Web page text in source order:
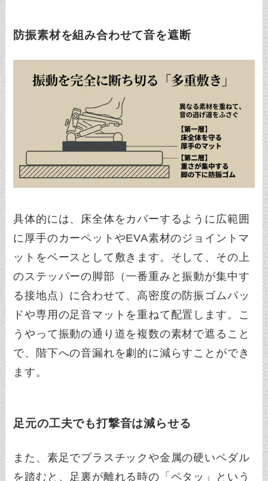
防振素材を組み合わせて音を遮断
具体的には、床全体をカバーするように広範囲
に厚手のカーペットやEVA素材のジョイントマ
ットをベースとして敷きます。そして、その上
のステッパーの脚部（一番重みと振動が集中す
る接地点）に合わせて、高密度の防振ゴムパッ
ドや専用の足音マットを重ねて配置します。こ
うやって振動の通り道を複数の素材で遮ること
で、階下への音漏れを劇的に減らすことができ
ます。
足元の工夫でも打撃音は減らせる
また、素足でプラスチックや金属の硬いペダル
を踏むと、足裏が離れる時の「ペタッ」という